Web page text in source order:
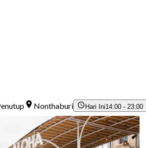
Nonthaburi Hari Ini14:00 - 23:00